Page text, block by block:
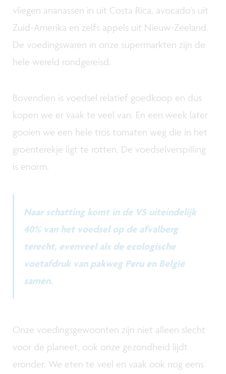
vliegen ananassen in uit Costa Rica, avocado’s uit
Zuid-Amerika en zelfs appels uit Nieuw-Zeeland.
De voedingswaren in onze supermarkten zijn de
hele wereld rondgereisd.
Bovendien is voedsel relatief goedkoop en dus
kopen we er vaak te veel van. En een week later
gooien we een hele tros tomaten weg die in het
groenterekje ligt te rotten. De voedselverspilling
is enorm.
Naar schatting komt in de VS uiteindelijk
40% van het voedsel op de afvalberg
terecht, evenveel als de ecologische
voetafdruk van pakweg Peru en België
samen.
Onze voedingsgewoonten zijn niet alleen slecht
voor de planeet, ook onze gezondheid lijdt
eronder. We eten te veel en vaak ook nog eens